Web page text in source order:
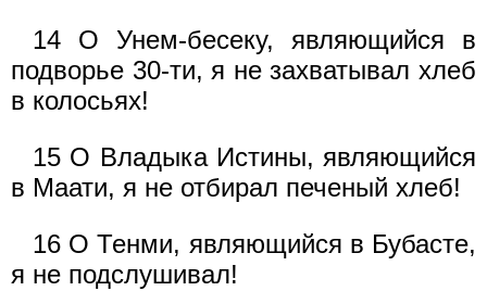
14 О Унем-бесеку, являющийся в
подворье 30-ти, я не захватывал хлеб
в колосьях!
15 О Владыка Истины, являющийся
в Маати, я не отбирал печеный хлеб!
16 О Тенми, являющийся в Бубасте,
я не подслушивал!